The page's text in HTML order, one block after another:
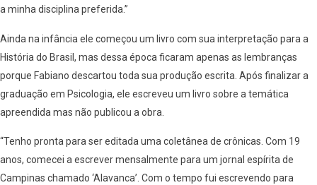
a minha disciplina preferida.”
Ainda na infância ele começou um livro com sua interpretação para a
História do Brasil, mas dessa época ficaram apenas as lembranças
porque Fabiano descartou toda sua produção escrita. Após finalizar a
graduação em Psicologia, ele escreveu um livro sobre a temática
apreendida mas não publicou a obra.
“Tenho pronta para ser editada uma coletânea de crônicas. Com 19
anos, comecei a escrever mensalmente para um jornal espírita de
Campinas chamado ‘Alavanca’. Com o tempo fui escrevendo para